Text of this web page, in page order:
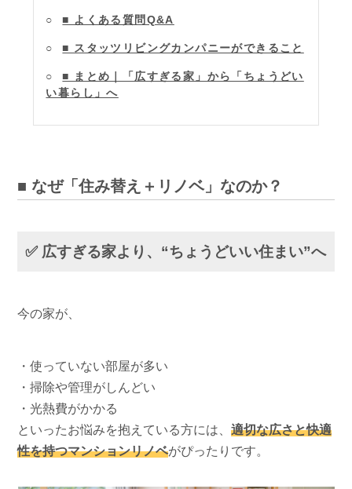
■ よくある質問Q&A
■ スタッツリビングカンパニーができること
■ まとめ｜「広すぎる家」から「ちょうどい
い暮らし」へ
■ なぜ「住み替え＋リノベ」なのか？
✅ 広すぎる家より、“ちょうどいい住まい”へ
今の家が、
・使っていない部屋が多い
・掃除や管理がしんどい
・光熱費がかかる
といったお悩みを抱えている方には、適切な広さと快適
性を持つマンションリノベがぴったりです。